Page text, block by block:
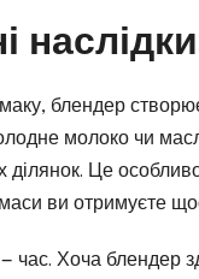
блендер
молоко чи
ділянок. Це
маси ви отримуєте
час. Хоча блендер